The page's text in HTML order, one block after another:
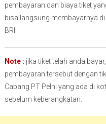
pembayaran dan biaya tiket
bisa langsung membayarnya
BRI.
Note : jika tiket telah anda
pembayaran tersebut dengan
Cabang PT Pelni yang ada di
sebelum keberangkatan.